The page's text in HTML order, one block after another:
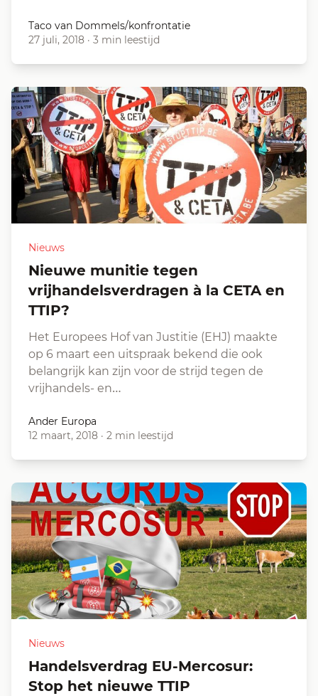
Taco van Dommels/konfrontatie
27 juli, 2018 · 3 min leestijd
Nieuws
Nieuwe munitie tegen
vrijhandelsverdragen à la CETA en
TTIP?
Het Europees Hof van Justitie (EHJ) maakte
op 6 maart een uitspraak bekend die ook
belangrijk kan zijn voor de strijd tegen de
vrijhandels- en…
Ander Europa
12 maart, 2018 · 2 min leestijd
Nieuws
Handelsverdrag EU-Mercosur:
Stop het nieuwe TTIP